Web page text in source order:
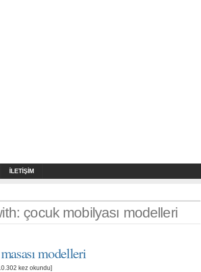
İLETIŞIM
çocuk mobilyası modelleri
modelleri
kez okundu]